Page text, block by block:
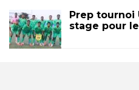
Prep tournoi
stage pour